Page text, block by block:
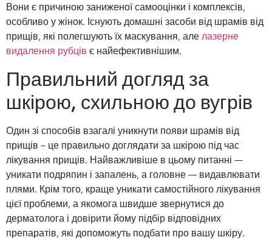
Вони є причиною заниженої самооцінки і комплексів,
особливо у жінок. Існують домашні засоби від шрамів від
прищів, які полегшують їх маскування, алелазерне
видалення рубців є найефективнішим.
Правильний догляд за
шкірою, схильною до вугрів
Один зі способів взагалі уникнути появи шрамів від
прищів – це правильно доглядати за шкірою під час
лікування прищів. Найважливіше в цьому питанні —
уникати подряпин і запалень, а головне — видавлювати
плями. Крім того, краще уникати самостійного лікування
цієї проблеми, а якомога швидше звернутися до
дерматолога і довірити йому підбір відповідних
препаратів, які допоможуть подбати про вашу шкіру.